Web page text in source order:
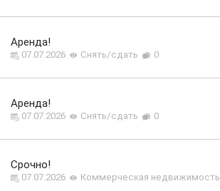
Аренда!
07.07.2026 Снять/сдать 0
Аренда!
07.07.2026 Снять/сдать 0
Срочно!
07.07.2026 Коммерческая недвижимость